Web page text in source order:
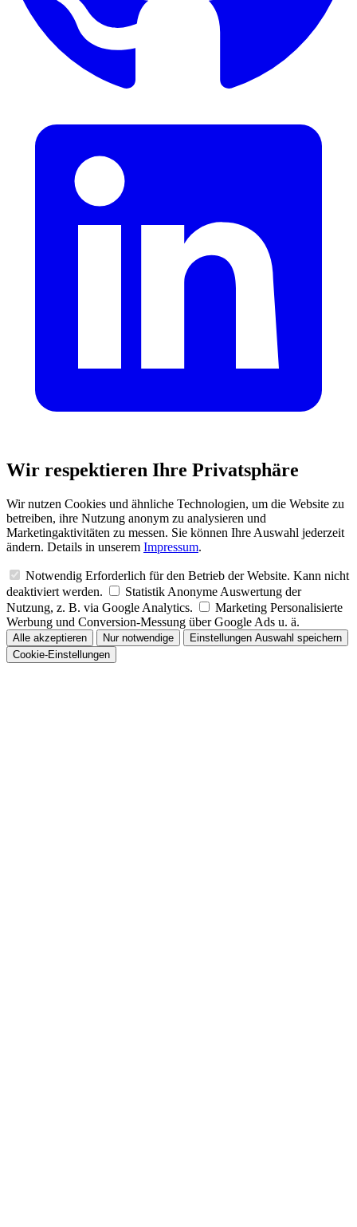
Wir respektieren Ihre Privatsphäre
Wir nutzen Cookies und ähnliche Technologien, um die Website zu
betreiben, ihre Nutzung anonym zu analysieren und
Marketingaktivitäten zu messen. Sie können Ihre Auswahl jederzeit
ändern. Details in unserem Impressum.
Notwendig Erforderlich für den Betrieb der Website. Kann nicht
deaktiviert werden.
Statistik Anonyme Auswertung der
Nutzung, z. B. via Google Analytics.
Marketing Personalisierte
Werbung und Conversion-Messung über Google Ads u. ä.
Alle akzeptieren Nur notwendige Einstellungen Auswahl speichern
Cookie-Einstellungen